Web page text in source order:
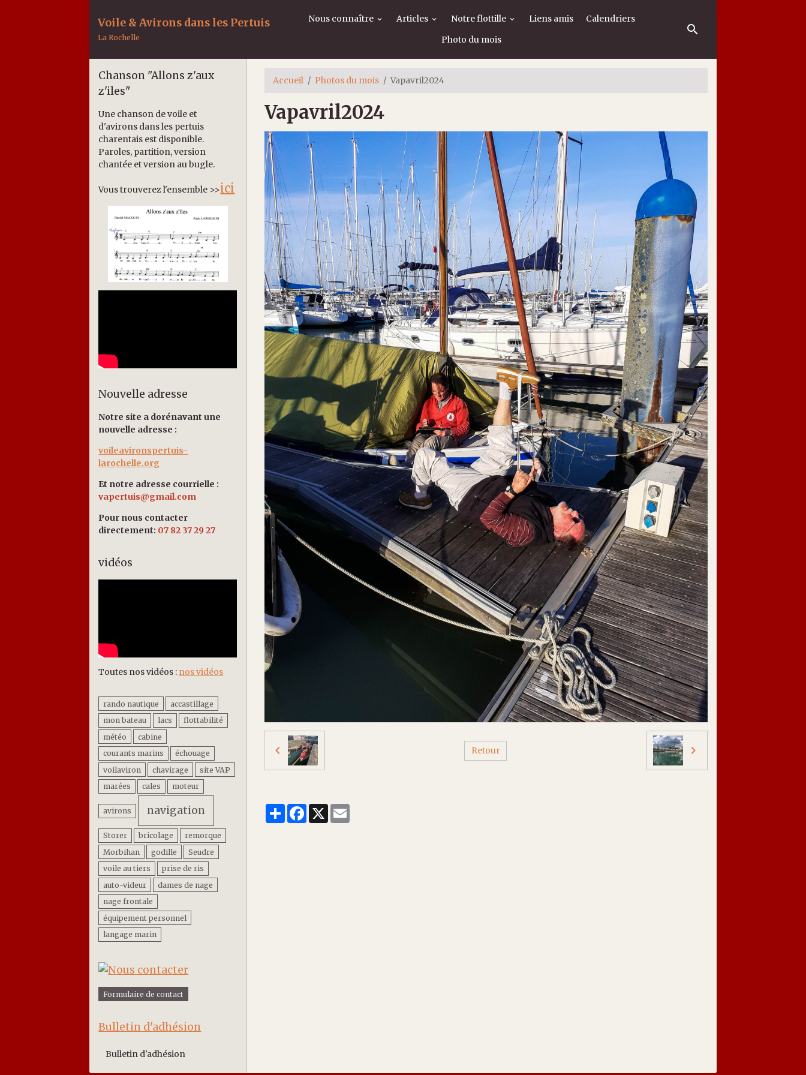
Voile & Avirons dans les Pertuis
La Rochelle
Nous connaître Articles Notre flottille Liens amis
Calendriers
Photo du mois
Accueil Photos du mois Vapavril2024
Vapavril2024
Retour
PartagerFacebook
X Email
Chanson "Allons z'aux
z'iles"
Une chanson de voile et
d'avirons dans les pertuis
charentais est disponible.
Paroles, partition, version
chantée et version au bugle.
Vous trouverez l'ensemble >>ici
Nouvelle adresse
Notre site a dorénavant une
nouvelle adresse :
voileavironspertuis-
larochelle.org
Et notre adresse courrielle :
vapertuis@gmail.com
Pour nous contacter
directement: 07 82 37 29 27
vidéos
Toutes nos vidéos : nos vidéos
rando nautique
accastillage
mon bateau
lacs
flottabilité
météo
cabine
courants marins
échouage
voilaviron
chavirage
site VAP
marées
cales moteur
avirons navigation
Storer bricolage
remorque
Morbihan
godille
Seudre
voile au tiers
prise de ris
auto-videur
dames de nage
nage frontale
équipement personnel
langage marin
Formulaire de contact
Bulletin d'adhésion
Bulletin d'adhésion